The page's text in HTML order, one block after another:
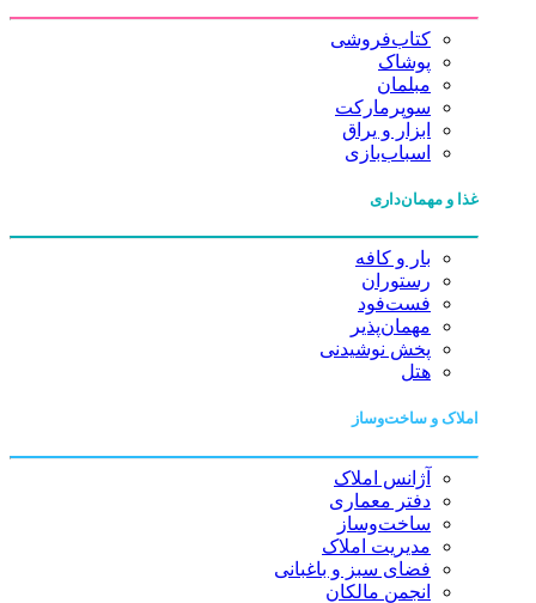
کتاب‌فروشی
پوشاک
مبلمان
سوپرمارکت
ابزار و یراق
اسباب‌بازی
غذا و مهمان‌داری
بار و کافه
رستوران
فست‌فود
مهمان‌پذیر
پخش نوشیدنی
هتل
املاک و ساخت‌وساز
آژانس املاک
دفتر معماری
ساخت‌وساز
مدیریت املاک
فضای سبز و باغبانی
انجمن مالکان